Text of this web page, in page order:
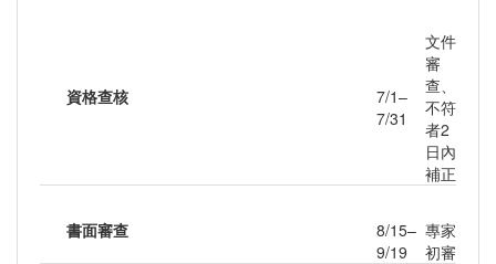
資格查核
7/1–
7/31
文件
審
查、
不符
者2
日內
補正
書面審查
8/15–
9/19
專家
初審